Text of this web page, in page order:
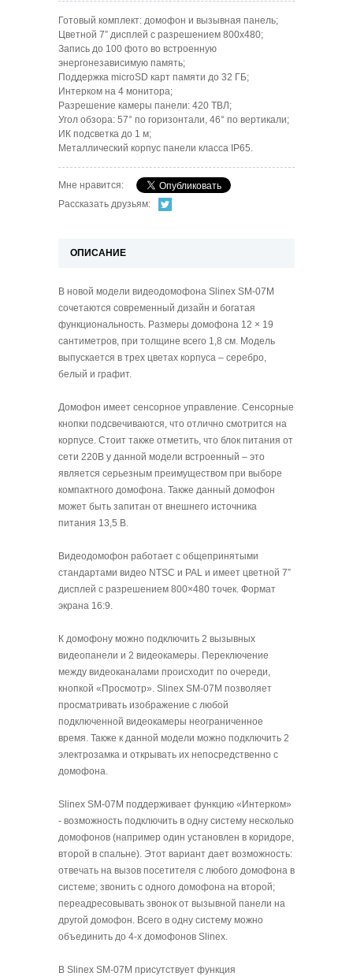
Готовый комплект: домофон и вызывная панель;
Цветной 7” дисплей с разрешением 800х480;
Запись до 100 фото во встроенную
энергонезависимую память;
Поддержка microSD карт памяти до 32 ГБ;
Интерком на 4 монитора;
Разрешение камеры панели: 420 ТВЛ;
Угол обзора: 57° по горизонтали, 46° по вертикали;
ИК подсветка до 1 м;
Металлический корпус панели класса IP65.
Мне нравится:
Рассказать друзьям:
ОПИСАНИЕ
В новой модели видеодомофона Slinex SM-07M
сочетаются современный дизайн и богатая
функциональность. Размеры домофона 12 × 19
сантиметров, при толщине всего 1,8 см. Модель
выпускается в трех цветах корпуса – серебро,
белый и графит.
Домофон имеет сенсорное управление. Сенсорные
кнопки подсвечиваются, что отлично смотрится на
корпусе. Стоит также отметить, что блок питания от
сети 220В у данной модели встроенный – это
является серьезным преимуществом при выборе
компактного домофона. Также данный домофон
может быть запитан от внешнего источника
питания 13,5 В.
Видеодомофон работает с общепринятыми
стандартами видео NTSC и PAL и имеет цветной 7”
дисплей с разрешением 800×480 точек. Формат
экрана 16:9.
К домофону можно подключить 2 вызывных
видеопанели и 2 видеокамеры. Переключение
между видеоканалами происходит по очереди,
кнопкой «Просмотр». Slinex SM-07M позволяет
просматривать изображение с любой
подключенной видеокамеры неограниченное
время. Также к данной модели можно подключить 2
электрозамка и открывать их непосредственно с
домофона.
Slinex SM-07M поддерживает функцию «Интерком»
- возможность подключить в одну систему несколько
домофонов (например один установлен в коридоре,
второй в спальне). Этот вариант дает возможность:
отвечать на вызов посетителя с любого домофона в
системе; звонить с одного домофона на второй;
переадресовывать звонок от вызывной панели на
другой домофон. Всего в одну систему можно
объединить до 4-х домофонов Slinex.
В Slinex SM-07M присутствует функция